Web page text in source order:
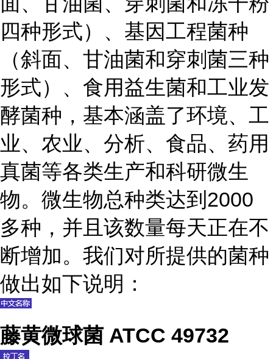
四种形式）、基因工程菌种
（斜面、甘油菌和穿刺菌三种
形式）、食用益生菌和工业发
酵菌种，基本涵盖了环境、工
业、农业、分析、食品、药用
真菌等各类生产和科研微生
物。微生物总种类达到2000
多种，并且该数量每天正在不
断增加。我们对所提供的菌种
做出如下说明：
藤黄微球菌 ATCC 49732